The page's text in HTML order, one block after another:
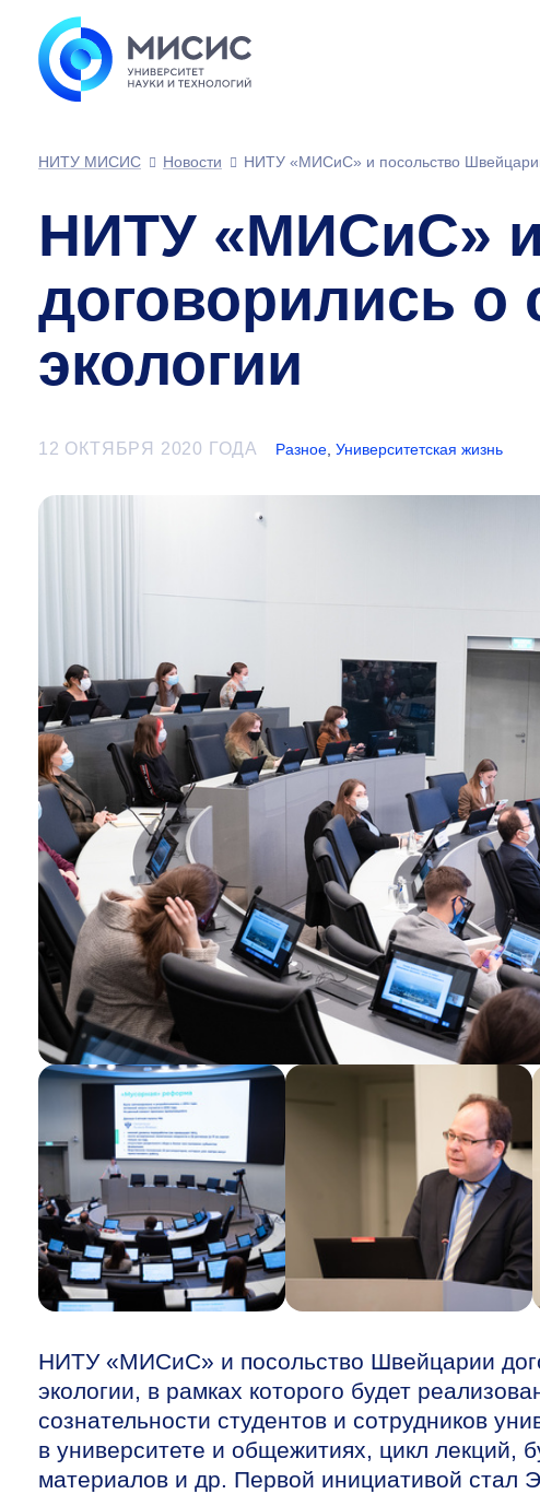
НИТУ МИСИС
Новости НИТУ «МИСиС» и посольство Швейцарии
НИТУ «МИСиС»
договорились о
экологии
12 ОКТЯБРЯ 2020 ГОДА Разное Университетская жизнь
НИТУ «МИСиС» и посольство Швейцарии
экологии, в рамках которого будет
сознательности студентов и сотрудников
в университете и общежитиях, цикл лекций,
материалов и др. Первой инициативой стал